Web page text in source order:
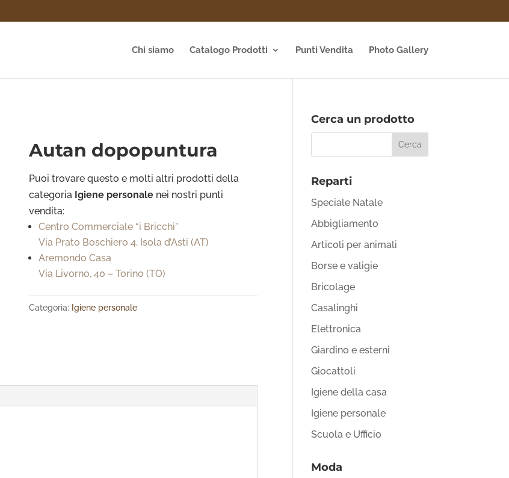
Chi siamo Catalogo Prodotti Punti Vendita Photo Gallery
Autan dopopuntura
Puoi trovare questo e molti altri prodotti della
categoria Igiene personale nei nostri punti
vendita:
Centro Commerciale “i Bricchi”
Via Prato Boschiero 4, Isola d’Asti (AT)
Aremondo Casa
Via Livorno, 40 – Torino (TO)
Categoria: Igiene personale
Cerca un prodotto
Reparti
Speciale Natale
Abbigliamento
Articoli per animali
Borse e valigie
Bricolage
Casalinghi
Elettronica
Giardino e esterni
Giocattoli
Igiene della casa
Igiene personale
Scuola e Ufficio
Moda